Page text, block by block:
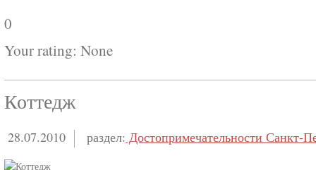
0
Your rating: None
Коттедж
28.07.2010 раздел: Достопримечательности Санкт-